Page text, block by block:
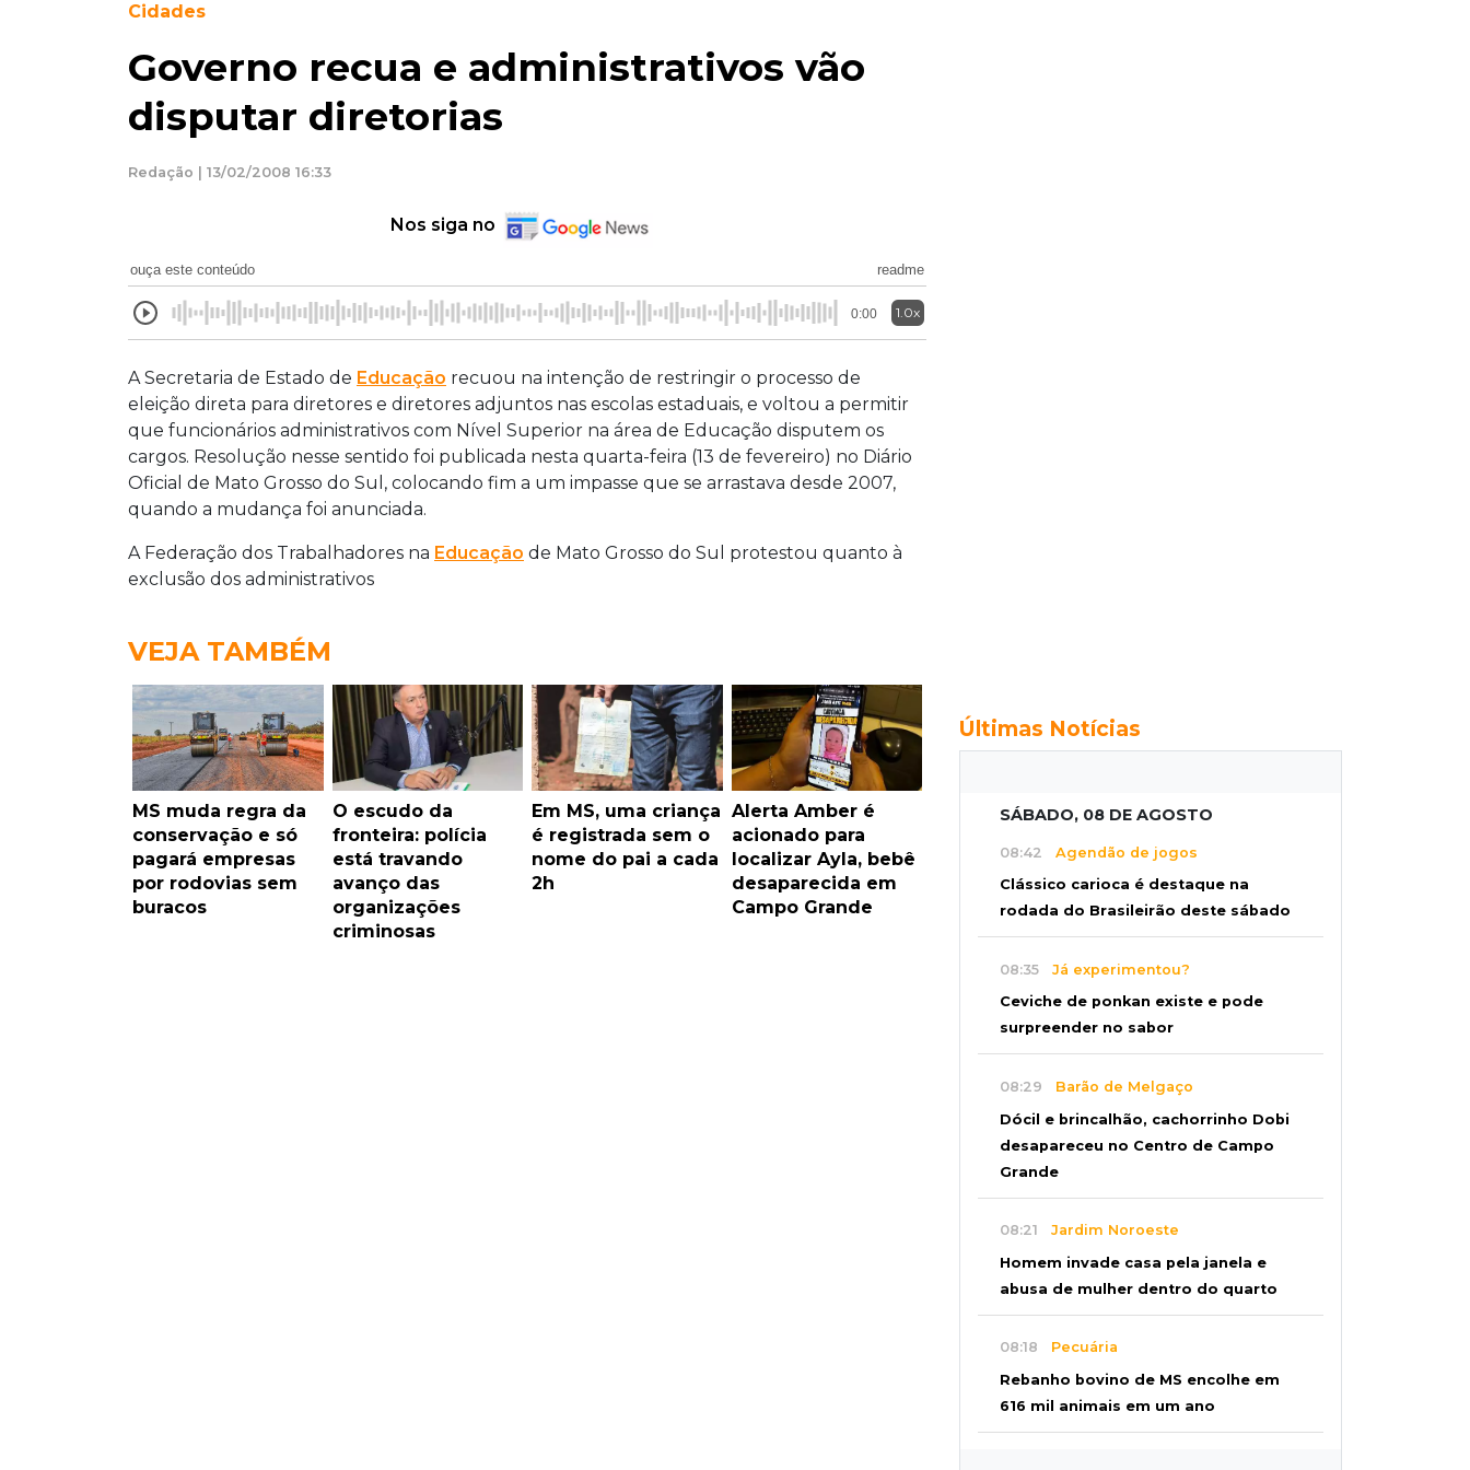
Cidades
Governo recua e administrativos vão
disputar diretorias
Redação | 13/02/2008 16:33
Nos siga no
ouça este conteúdo readme
0:00 1.0x
A Secretaria de Estado de Educação recuou na intenção de restringir o processo de
eleição direta para diretores e diretores adjuntos nas escolas estaduais, e voltou a permitir
que funcionários administrativos com Nível Superior na área de Educação disputem os
cargos. Resolução nesse sentido foi publicada nesta quarta-feira (13 de fevereiro) no Diário
Oficial de Mato Grosso do Sul, colocando fim a um impasse que se arrastava desde 2007,
quando a mudança foi anunciada.
A Federação dos Trabalhadores na Educação de Mato Grosso do Sul protestou quanto à
exclusão dos administrativos
VEJA TAMBÉM
MS muda regra da
conservação e só
pagará empresas
por rodovias sem
buracos
O escudo da
fronteira: polícia
está travando
avanço das
organizações
criminosas
Em MS, uma criança
é registrada sem o
nome do pai a cada
2h
Alerta Amber é
acionado para
localizar Ayla, bebê
desaparecida em
Campo Grande
Últimas Notícias
SÁBADO, 08 DE AGOSTO
08:42 Agendão de jogos
Clássico carioca é destaque na
rodada do Brasileirão deste sábado
08:35 Já experimentou?
Ceviche de ponkan existe e pode
surpreender no sabor
08:29 Barão de Melgaço
Dócil e brincalhão, cachorrinho Dobi
desapareceu no Centro de Campo
Grande
08:21 Jardim Noroeste
Homem invade casa pela janela e
abusa de mulher dentro do quarto
08:18 Pecuária
Rebanho bovino de MS encolhe em
616 mil animais em um ano